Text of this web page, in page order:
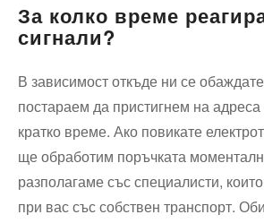
За колко време
сигнали?
В зависимост откъде ни се
постараем да пристигнем на
кратко време. Ако повикате
ще обработим поръчката
разполагаме със специалисти,
при вас със собствен транспорт.